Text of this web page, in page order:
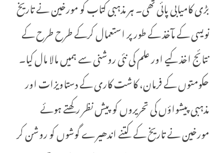
بڑی کامیابی پائی تھی۔ ہر مذہبی کتاب کو مورخین نے تاریخ
نویسی کے مآخذ کے طور پر استعمال کرکے طرح طرح کے
نتائج اخذ کیے اور علم کی نئی روشنی سے ہمیں مالا مال کیا۔
حکومتوں کے فرمان، کاشت کاری کے دستاویزات اور
مذہبی پیشواؤں کی تحریروں کو پیش نظر رکھتے ہوئے
مورخین نے تاریخ کے کتنے اندھیرے گوشوں کو روشن کر